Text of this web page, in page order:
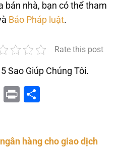
bán nhà, bạn có thể tham
Báo Pháp luật.
Rate this post
Sao Giúp Chúng Tôi.
Messenger
Print
hàng cho giao dịch